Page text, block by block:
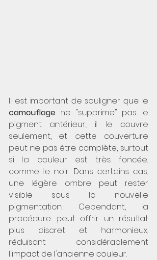
camouflage ne "supprime" pas le
pigment antérieur, il le couvre
seulement, et cette couverture
peut ne pas être complète, surtout
si la couleur est très foncée,
comme le noir. Dans certains cas,
une légère ombre peut rester
visible sous la nouvelle
pigmentation. Cependant, la
procédure peut offrir un résultat
plus discret et harmonieux,
réduisant considérablement
l'impact de l'ancienne couleur.